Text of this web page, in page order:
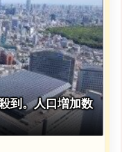
到。人口増加数